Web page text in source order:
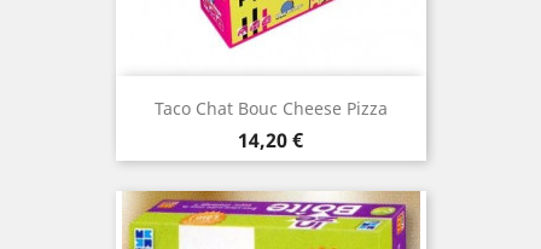
Taco Chat Bouc Cheese Pizza
Prix
14,20 €